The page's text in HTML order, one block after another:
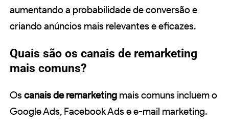
aumentando a probabilidade de conversão e
criando anúncios mais relevantes e eficazes.
Quais são os canais de remarketing
mais comuns?
Oscanais de remarketing mais comuns incluem o
Google Ads, Facebook Ads e e-mail marketing.